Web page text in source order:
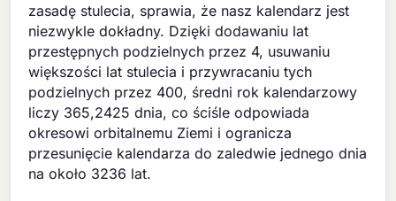
zasadę stulecia, sprawia, że nasz kalendarz jest
niezwykle dokładny. Dzięki dodawaniu lat
przestępnych podzielnych przez 4, usuwaniu
większości lat stulecia i przywracaniu tych
podzielnych przez 400, średni rok kalendarzowy
liczy 365,2425 dnia, co ściśle odpowiada
okresowi orbitalnemu Ziemi i ogranicza
przesunięcie kalendarza do zaledwie jednego dnia
na około 3236 lat.